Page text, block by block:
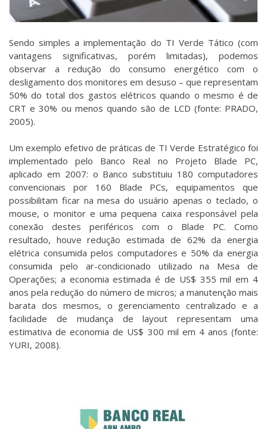
Sendo simples a implementação do TI Verde Tático (com
vantagens significativas, porém limitadas), podemos
observar a redução do consumo energético com o
desligamento dos monitores em desuso – que representam
50% do total dos gastos elétricos quando o mesmo é de
CRT e 30% ou menos quando são de LCD (fonte: PRADO,
2005).
Um exemplo efetivo de práticas de TI Verde Estratégico foi
implementado pelo Banco Real no Projeto Blade PC,
aplicado em 2007: o Banco substituiu 180 computadores
convencionais por 160 Blade PCs, equipamentos que
possibilitam ficar na mesa do usuário apenas o teclado, o
mouse, o monitor e uma pequena caixa responsável pela
conexão destes periféricos com o Blade PC. Como
resultado, houve redução estimada de 62% da energia
elétrica consumida pelos computadores e 50% da energia
consumida pelo ar-condicionado utilizado na Mesa de
Operações; a economia estimada é de US$ 355 mil em 4
anos pela redução do número de micros; a manutenção mais
barata dos mesmos, o gerenciamento centralizado e a
facilidade de mudança de layout representam uma
estimativa de economia de US$ 300 mil em 4 anos (fonte:
YURI, 2008).